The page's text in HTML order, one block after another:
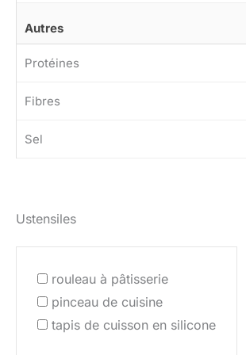
Autres
Protéines
Fibres
Sel
Ustensiles
rouleau à pâtisserie
pinceau de cuisine
tapis de cuisson en silicone